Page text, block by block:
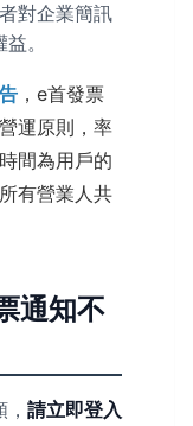
對企業簡訊
。
，e首發票
運原則，率
間為用戶的
有營業人共
通知不
請立即登入